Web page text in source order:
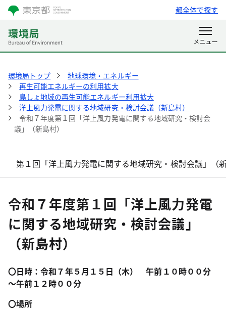
都全体で探す
環境局トップ
地球環境・エネルギー
再生可能エネルギーの利用拡大
島しょ地域の再生可能エネルギー利用拡大
洋上風力発電に関する地域研究・検討会議（新島村）
令和７年度第１回「洋上風力発電に関する地域研究・検討会
議」（新島村）
第１回「洋上風力発電に関する地域研究・検討会議」（
令和７年度第１回「洋上風力発電
に関する地域研究・検討会議」
（新島村）
〇日時：令和７年５月１５日（木） 午前１０時００分
～午前１２時００分
〇場所